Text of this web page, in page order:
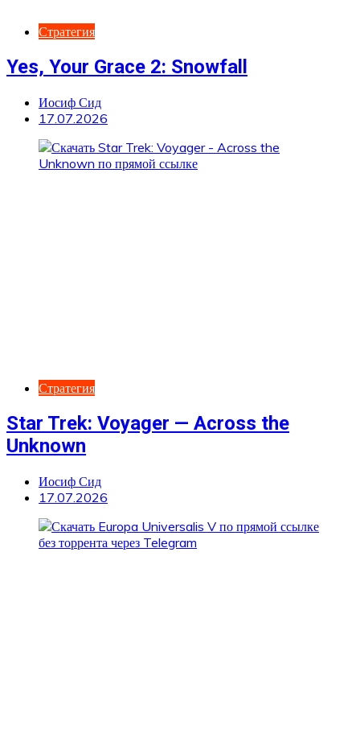
Стратегия
Yes, Your Grace 2: Snowfall
Иосиф Сид
17.07.2026
Стратегия
Star Trek: Voyager — Across the
Unknown
Иосиф Сид
17.07.2026